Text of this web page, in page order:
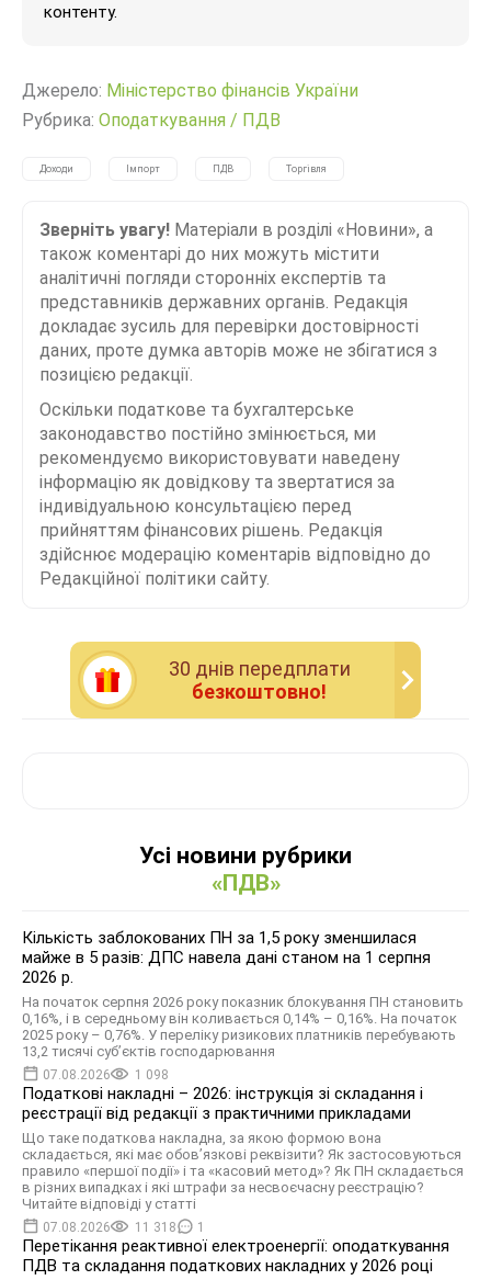
контенту.
Джерело: Міністерство фінансів України
Рубрика: Оподаткування / ПДВ
Доходи Імпорт ПДВ Торгівля
Зверніть увагу! Матеріали в розділі «Новини», а
також коментарі до них можуть містити
аналітичні погляди сторонніх експертів та
представників державних органів. Редакція
докладає зусиль для перевірки достовірності
даних, проте думка авторів може не збігатися з
позицією редакції.
Оскільки податкове та бухгалтерське
законодавство постійно змінюється, ми
рекомендуємо використовувати наведену
інформацію як довідкову та звертатися за
індивідуальною консультацією перед
прийняттям фінансових рішень. Редакція
здійснює модерацію коментарів відповідно до
Редакційної політики сайту.
30 днiв передплати
безкоштовно!
Усі новини рубрики
«ПДВ»
Кількість заблокованих ПН за 1,5 року зменшилася
майже в 5 разів: ДПС навела дані станом на 1 серпня
2026 р.
На початок серпня 2026 року показник блокування ПН становить
0,16%, і в середньому він коливається 0,14% – 0,16%. На початок
2025 року – 0,76%. У переліку ризикових платників перебувають
13,2 тисячі суб’єктів господарювання
07.08.2026 1 098
Податкові накладні – 2026: інструкція зі складання і
реєстрації від редакції з практичними прикладами
Що таке податкова накладна, за якою формою вона
складається, які має обов’язкові реквізити? Як застосовуються
правило «першої події» і та «касовий метод»? Як ПН складається
в різних випадках і які штрафи за несвоєчасну реєстрацію?
Читайте відповіді у статті
07.08.2026 11 318 1
Перетікання реактивної електроенергії: оподаткування
ПДВ та складання податкових накладних у 2026 році